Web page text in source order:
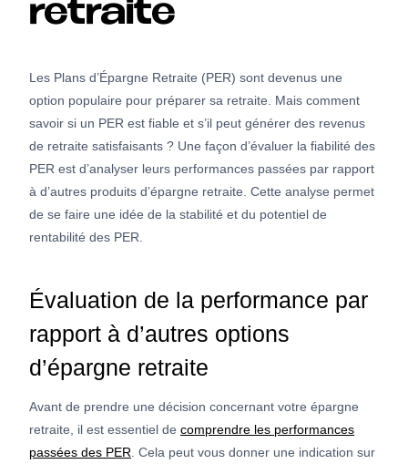
retraite
Les Plans d’Épargne Retraite (PER) sont devenus une
option populaire pour préparer sa retraite. Mais comment
savoir si un PER est fiable et s’il peut générer des revenus
de retraite satisfaisants ? Une façon d’évaluer la fiabilité des
PER est d’analyser leurs performances passées par rapport
à d’autres produits d’épargne retraite. Cette analyse permet
de se faire une idée de la stabilité et du potentiel de
rentabilité des PER.
Évaluation de la performance par
rapport à d’autres options
d’épargne retraite
Avant de prendre une décision concernant votre épargne
retraite, il est essentiel de comprendre les performances
passées des PER . Cela peut vous donner une indication sur